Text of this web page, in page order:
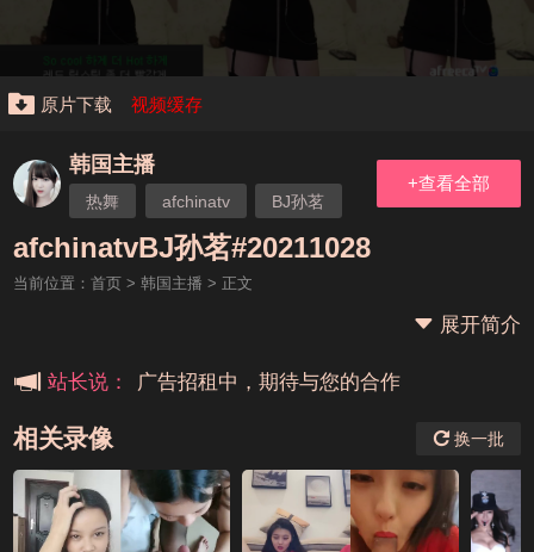
原片下载 视频缓存
韩国主播
热舞 afchinatv BJ孙茗
+查看全部
afchinatvBJ孙茗#20211028
当前位置： 首页> 韩国主播 > 正文
展开简介
站长说：
本站大事件(19j网站发展历程)
广告招租中，期待与您的合作
相关录像 换一批